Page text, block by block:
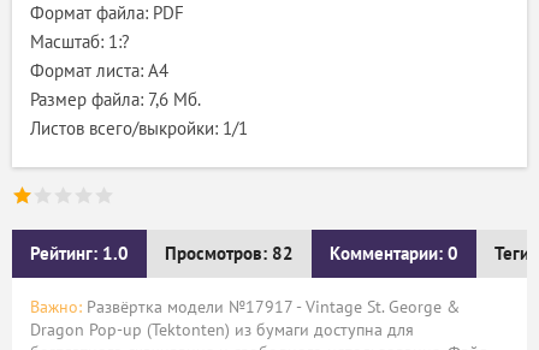
Формат файла: PDF
Масштаб: 1:?
Формат листа: А4
Размер файла: 7,6 Мб.
Листов всего/выкройки: 1/1
Рейтинг: 1.0 Просмотров: 82 Комментарии: 0 Теги:
Важно: Развёртка модели №17917 - Vintage St. George &
Dragon Pop-up (Tektonten) из бумаги доступна для